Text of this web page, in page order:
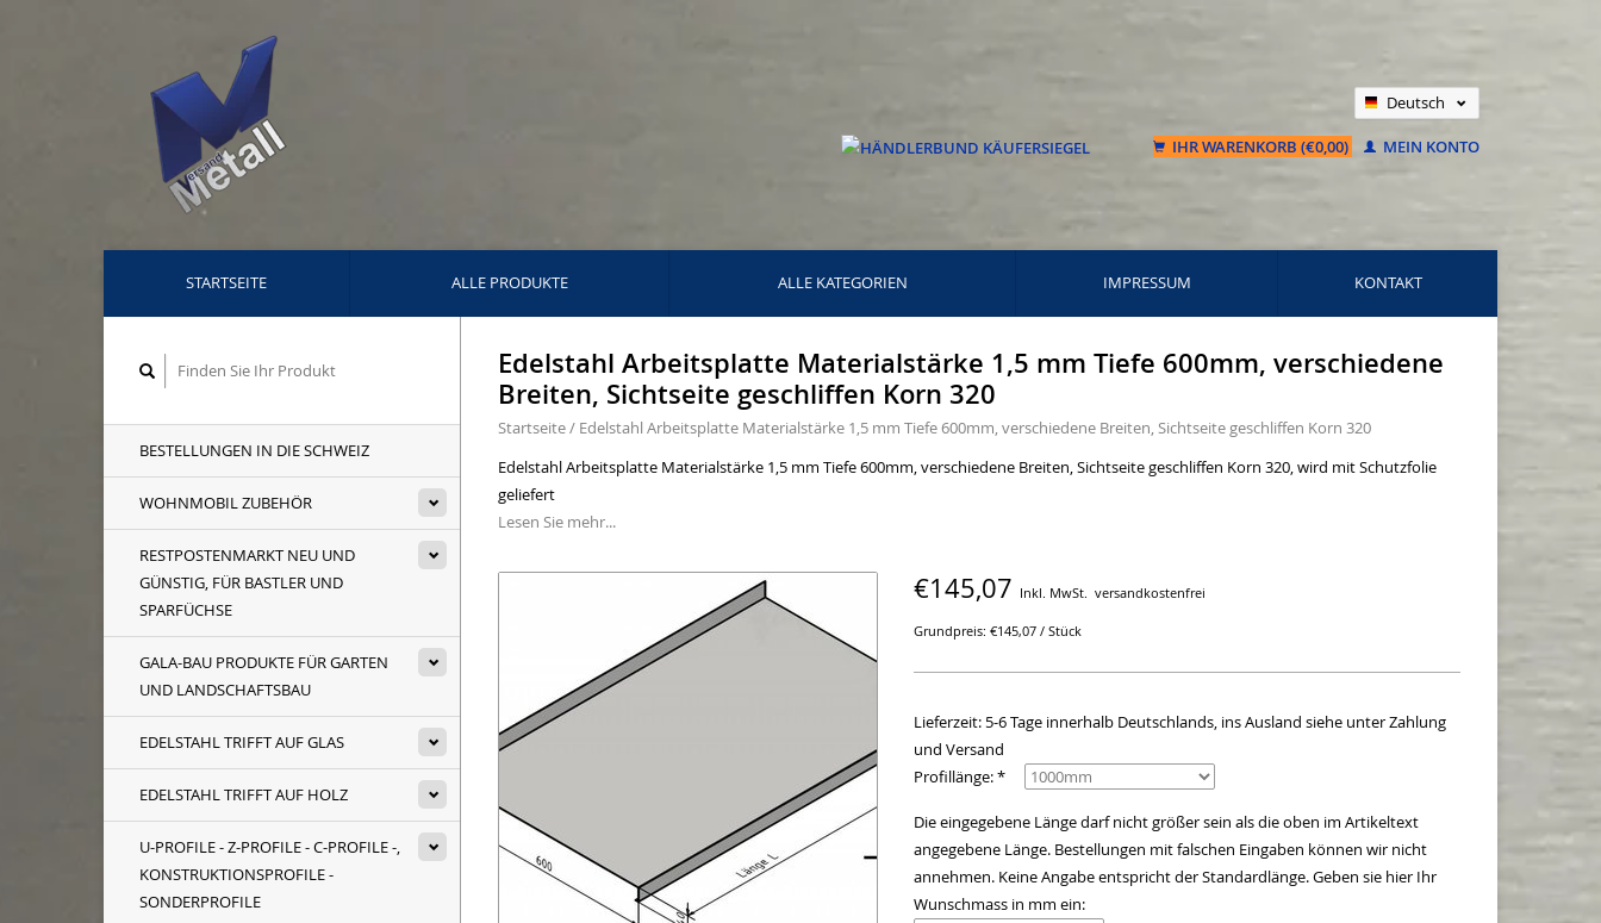
Deutsch
Français
IHR WARENKORB (€0,00) MEIN KONTO
STARTSEITE ALLE PRODUKTE ALLE KATEGORIEN IMPRESSUM KONTAKT
BESTELLUNGEN IN DIE SCHWEIZ
WOHNMOBIL ZUBEHÖR
RESTPOSTENMARKT NEU UND
GÜNSTIG, FÜR BASTLER UND
SPARFÜCHSE
GALA-BAU PRODUKTE FÜR GARTEN
UND LANDSCHAFTSBAU
EDELSTAHL TRIFFT AUF GLAS
EDELSTAHL TRIFFT AUF HOLZ
U-PROFILE - Z-PROFILE - C-PROFILE -,
KONSTRUKTIONSPROFILE -
SONDERPROFILE
Edelstahl Arbeitsplatte Materialstärke 1,5 mm Tiefe 600mm, verschiedene
Breiten, Sichtseite geschliffen Korn 320
Startseite/ Edelstahl Arbeitsplatte Materialstärke 1,5 mm Tiefe 600mm, verschiedene Breiten, Sichtseite geschliffen Korn 320
Edelstahl Arbeitsplatte Materialstärke 1,5 mm Tiefe 600mm, verschiedene Breiten, Sichtseite geschliffen Korn 320, wird mit Schutzfolie
geliefert
Lesen Sie mehr...
€145,07 Inkl. MwSt. versandkostenfrei
Grundpreis: €145,07 / Stück
Lieferzeit: 5-6 Tage innerhalb Deutschlands, ins Ausland siehe unter Zahlung
und Versand
Profillänge: *
Die eingegebene Länge darf nicht größer sein als die oben im Artikeltext
angegebene Länge. Bestellungen mit falschen Eingaben können wir nicht
annehmen. Keine Angabe entspricht der Standardlänge. Geben sie hier Ihr
Wunschmass in mm ein: